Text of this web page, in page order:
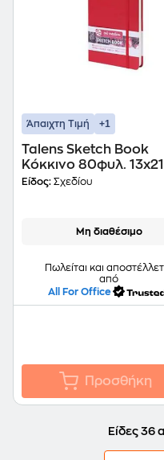
Άπαιχτη Τιμή +1
Talens Sketch Book
Κόκκινο 80φυλ.
140γρ.
Είδος: Σχεδίου
Μη διαθέσιμο
Πωλείται και
από
All For Office
Προσθήκη
Είδες 36